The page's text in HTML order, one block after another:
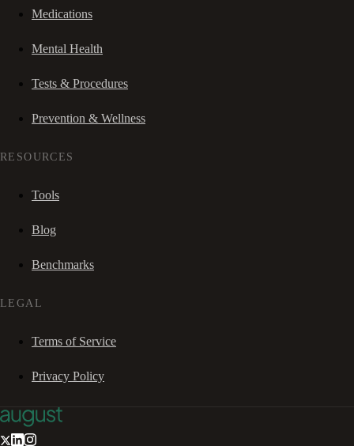
Medications
Mental Health
Tests & Procedures
Prevention & Wellness
RESOURCES
Tools
Blog
Benchmarks
LEGAL
Terms of Service
Privacy Policy